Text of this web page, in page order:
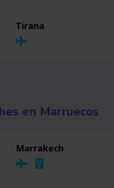
Tirana
en Marruecos
Marrakech